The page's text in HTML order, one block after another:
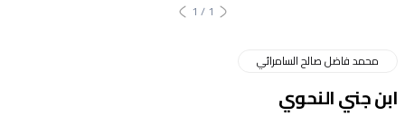
1
/
1
محمد فاضل صالح السامرائي
ابن جني النحوي